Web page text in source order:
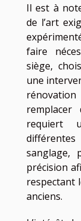
Il est à
de l’art
faire
siège,
une
requiert
sanglage,
précision
respectant
anciens.